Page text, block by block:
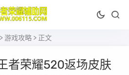
> 游戏攻略 > 正文
者荣耀520返场皮肤